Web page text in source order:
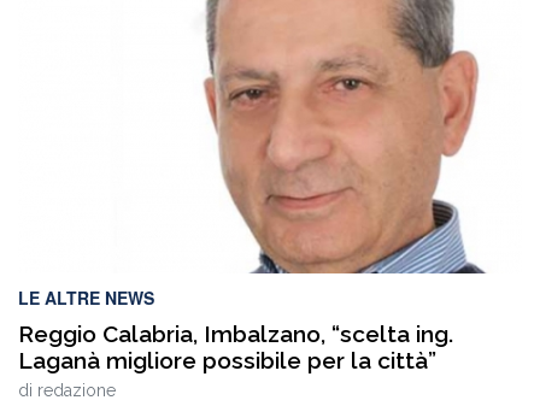
attivato le indagini della procura di Palmi che mirano a
fare luce sull’accaduto. Non si hanno, al momento,
LE ALTRE NEWS
Reggio Calabria, Imbalzano, “scelta ing.
Laganà migliore possibile per la città”
di redazione